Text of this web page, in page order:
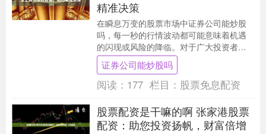
精准决策
在瞬息万变的股票市场中证券公司能炒股
吗，每一秒的行情波动都可能意味着机遇
的闪现或风险的降临。对于广大投资者而
言，如何在信息洪流中捕捉有效信号，如
何在海量数据中提....
证券公司能炒股吗
阅读： 177 栏目： 股票免息配资
股票配资是干嘛的啊 张家港股票
配资：助您投资扬帆，财富倍增